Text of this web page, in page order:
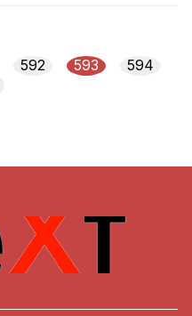
592 593
594